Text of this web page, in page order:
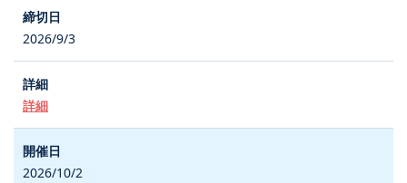
2026/9/3
詳細
2026/10/2